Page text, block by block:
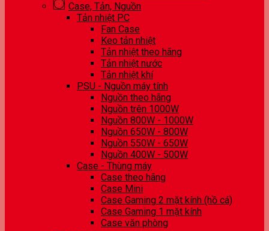
Case, Tản, Nguồn
Tản nhiệt PC
Fan Case
Keo tản nhiệt
Tản nhiệt theo hãng
Tản nhiệt nước
Tản nhiệt khí
PSU - Nguồn máy tính
Nguồn theo hãng
Nguồn trên 1000W
Nguồn 800W - 1000W
Nguồn 650W - 800W
Nguồn 550W - 650W
Nguồn 400W - 500W
Case - Thùng máy
Case theo hãng
Case Mini
Case Gaming 2 mặt kính (hồ cá)
Case Gaming 1 mặt kính
Case văn phòng